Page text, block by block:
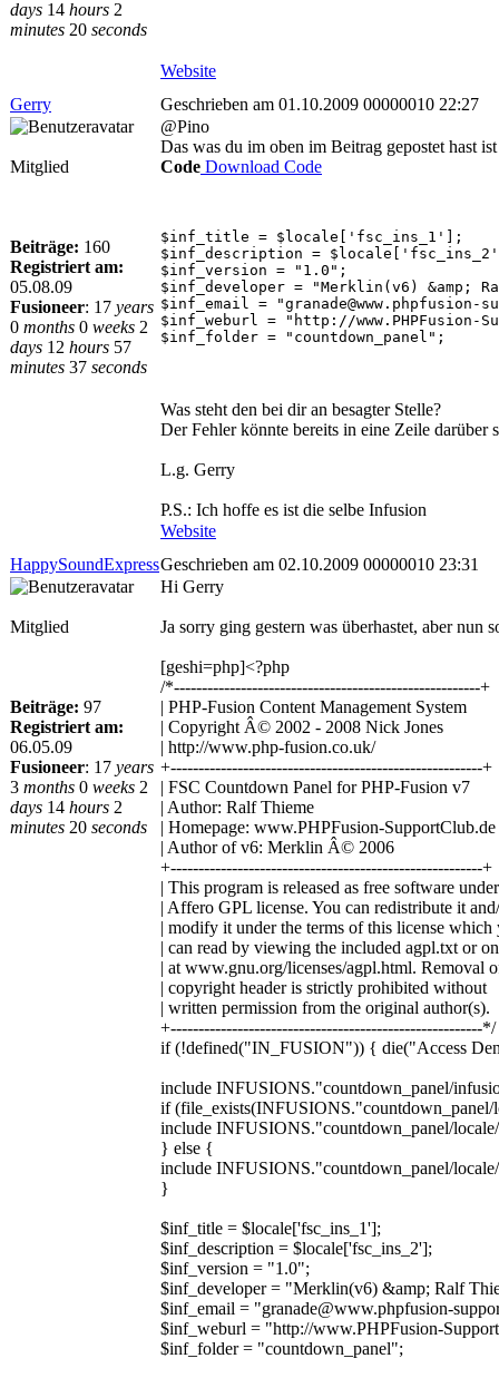
days 14 hours 2
minutes 20 seconds
Website
Gerry
Geschrieben am 01.10.2009 00000010 22:27
Mitglied
Beiträge: 160
Registriert am:
05.08.09
Fusioneer: 17 years
0 months 0 weeks 2
days 12 hours 57
minutes 37 seconds
@Pino
Das was du im oben im Beitrag gepostet hast
Code Download Code
$inf_title = $locale['fsc_ins_1'];
$inf_description =
$inf_version = "1.0";
$inf_developer = "Merklin(v6) &amp;
$inf_email = "granade@www.phpfusion-
$inf_weburl = "http://www.PHPFusion-
$inf_folder = "countdown_panel";
Was steht den bei dir an besagter Stelle?
Der Fehler könnte bereits in eine Zeile darüber
L.g. Gerry
P.S.: Ich hoffe es ist die selbe Infusion
Website
HappySoundExpressGeschrieben am 02.10.2009 00000010 23:31
Mitglied
Beiträge: 97
Registriert am:
06.05.09
Fusioneer: 17 years
3 months 0 weeks 2
days 14 hours 2
minutes 20 seconds
Hi Gerry
Ja sorry ging gestern was überhastet, aber nun
[geshi=php]<?php
/*-------------------------------------------------------+
| PHP-Fusion Content Management System
| Copyright Â© 2002 - 2008 Nick Jones
| http://www.php-fusion.co.uk/
+--------------------------------------------------------+
| FSC Countdown Panel for PHP-Fusion v7
| Author: Ralf Thieme
| Homepage: www.PHPFusion-SupportClub.de
| Author of v6: Merklin Â© 2006
+--------------------------------------------------------+
| This program is released as free software
| Affero GPL license. You can redistribute it
| modify it under the terms of this license which
| can read by viewing the included agpl.txt or
| at www.gnu.org/licenses/agpl.html. Removal
| copyright header is strictly prohibited without
| written permission from the original author(s).
+--------------------------------------------------------*/
if (!defined("IN_FUSION")) { die("Access
include INFUSIONS."countdown_panel/
if
include INFUSIONS."countdown_panel/
} else {
include INFUSIONS."countdown_panel/
}
$inf_title = $locale['fsc_ins_1'];
$inf_description = $locale['fsc_ins_2'];
$inf_version = "1.0";
$inf_developer = "Merklin(v6) &amp; Ralf
$inf_email = "granade@www.phpfusion-
$inf_weburl = "http://www.PHPFusion-
$inf_folder = "countdown_panel";